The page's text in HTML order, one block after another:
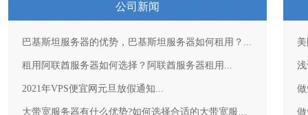
公司新闻
巴基斯坦服务器的优势，巴基斯坦服务器如何租用？...
租用阿联酋服务器如何选择？阿联酋服务器租用...
2021年VPS便宜网元旦放假通知...
大带宽服务器有什么优势?如何选择合适的大带宽服务器？...